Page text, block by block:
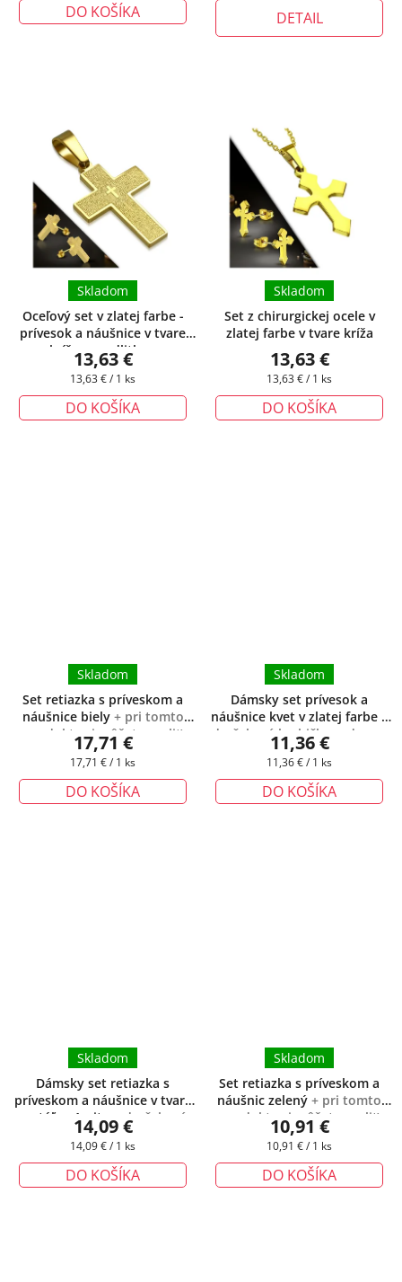
DO KOŠÍKA DETAIL
Oceľový set v zlatej farbe -
prívesok a náušnice v tvare
kríža s modlitbou
Skladom
13,63 €
Jednotková
13,63 € / 1 ks
DO KOŠÍKA
Set z chirurgickej ocele v
zlatej farbe v tvare kríža
Skladom
13,63 €
Jednotková
13,63 € / 1 ks
DO KOŠÍKA
Set retiazka s príveskom a
náušnice biely + pri tomto
produkte si môžete zvoliť
dĺžku retiazky podľa Vášich
potrieb
Skladom
17,71 €
Jednotková
17,71 € / 1 ks
DO KOŠÍKA
Dámsky set prívesok a
náušnice kvet v zlatej farbe +
darčeková krabička zadarmo
Skladom
11,36 €
Jednotková
11,36 € / 1 ks
DO KOŠÍKA
Dámsky set retiazka s
príveskom a náušnice v tvare
motýľa - Amity+ darčeková
krabička zadarmo
Skladom
14,09 €
Jednotková
14,09 € / 1 ks
DO KOŠÍKA
Set retiazka s príveskom a
náušnic zelený + pri tomto
produkte si môžete zvoliť
dĺžku retiazky podľa Vášich
potrieb
Skladom
10,91 €
Jednotková
10,91 € / 1 ks
DO KOŠÍKA